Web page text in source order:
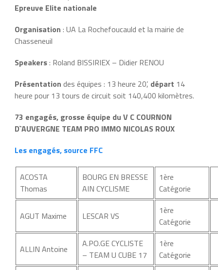
Epreuve Elite nationale
Organisation : UA La Rochefoucauld et la mairie de
Chasseneuil
Speakers: Roland BISSIRIEX – Didier RENOU
Présentation des équipes : 13 heure 20’, départ 14
heure pour 13 tours de circuit soit 140,400 kilomètres.
73 engagés, grosse équipe du V C COURNON
D`AUVERGNE TEAM PRO IMMO NICOLAS ROUX
Les engagés, source FFC
ACOSTA
Thomas
BOURG EN BRESSE
AIN CYCLISME
1ère
Catégorie
AGUT Maxime LESCAR VS
1ère
Catégorie
ALLIN Antoine
A.PO.GE CYCLISTE
– TEAM U CUBE 17
1ère
Catégorie